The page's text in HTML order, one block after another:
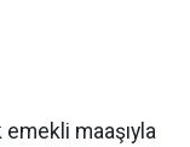
maaşıyla